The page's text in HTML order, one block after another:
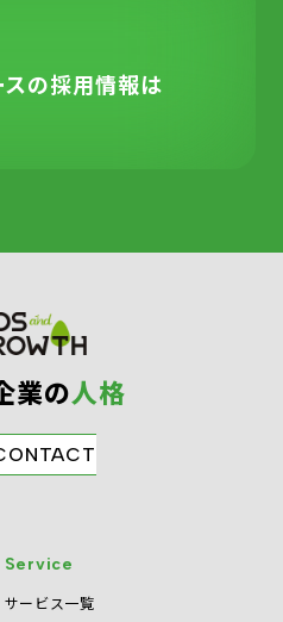
の採用情報は
業の⼈格
Service
サービス一覧